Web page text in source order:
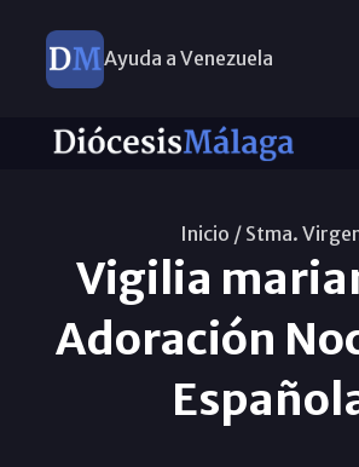
Ayuda a Venezuela
Inicio / Stma.
Vigilia
Adoración